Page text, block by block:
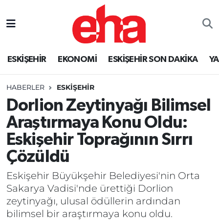
ESKİŞEHİR EKONOMİ ESKİŞEHİR SON DAKİKA
HABERLER ESKİŞEHİR
Dorlion Zeytinyağı Bilimsel
Araştırmaya Konu Oldu:
Eskişehir Toprağının Sırrı
Çözüldü
Eskişehir Büyükşehir Belediyesi'nin Orta
Sakarya Vadisi'nde ürettiği Dorlion
zeytinyağı, ulusal ödüllerin ardından
bilimsel bir araştırmaya konu oldu.